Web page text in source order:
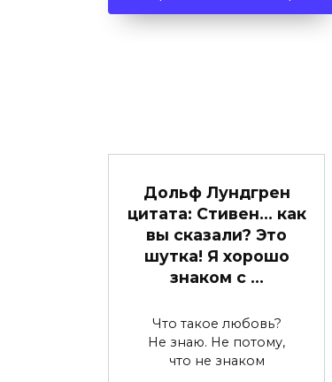
Дольф Лундгрен
цитата: Стивен… как
вы сказали? Это
шутка! Я хорошо
знаком с …
Что такое любовь?
Не знаю. Не потому,
что не знаком